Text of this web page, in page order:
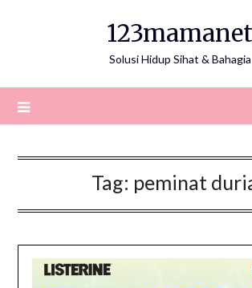
123mamanet
Solusi Hidup Sihat & Bahagia
Tag: peminat